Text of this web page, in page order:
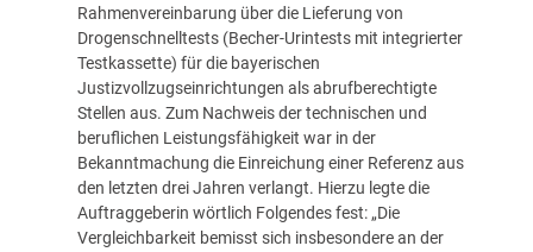
Rahmenvereinbarung über die Lieferung von
Drogenschnelltests (Becher-Urintests mit integrierter
Testkassette) für die bayerischen
Justizvollzugseinrichtungen als abrufberechtigte
Stellen aus. Zum Nachweis der technischen und
beruflichen Leistungsfähigkeit war in der
Bekanntmachung die Einreichung einer Referenz aus
den letzten drei Jahren verlangt. Hierzu legte die
Auftraggeberin wörtlich Folgendes fest: „Die
Vergleichbarkeit bemisst sich insbesondere an der